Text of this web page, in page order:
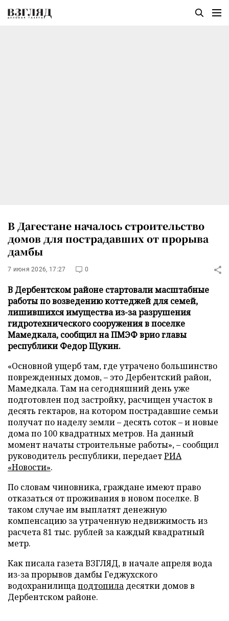
В Дагестане началось строительство
домов для пострадавших от прорыва
дамбы
7 июня 2026, 17:27 0
В Дербентском районе стартовали масштабные
работы по возведению коттеджей для семей,
лишившихся имущества из-за разрушения
гидротехнического сооружения в поселке
Мамедкала, сообщил на ПМЭФ врио главы
республики Федор Щукин.
«Основной ущерб там, где утрачено большинство
поврежденных домов, – это Дербентский район,
Мамедкала. Там на сегодняшний день уже
подготовлен под застройку, расчищен участок в
десять гектаров, на котором пострадавшие семьи
получат по наделу земли – десять соток – и новые
дома по 100 квадратных метров. На данный
момент начаты строительные работы», – сообщил
руководитель республики, передаетРИА
«Новости».
По словам чиновника, граждане имеют право
отказаться от проживания в новом поселке. В
таком случае им выплатят денежную
компенсацию за утраченную недвижимость из
расчета 81 тыс. рублей за каждый квадратный
метр.
Как писала газета ВЗГЛЯД, в начале апреля вода
из-за прорывов дамбы Геджухского
водохранилищаподтопила десятки домов в
Дербентском районе.